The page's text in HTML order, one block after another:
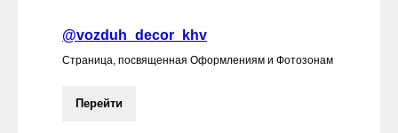
@vozduh_decor_khv
Страница, посвященная Оформлениям и Фотозонам
Перейти